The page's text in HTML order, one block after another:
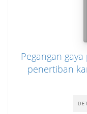
Pegangan
penertiban